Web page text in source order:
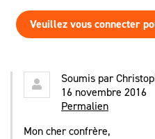
Veuillez vous connecter
Soumis par
16 novembre 2016
Permalien
Mon cher confrère,